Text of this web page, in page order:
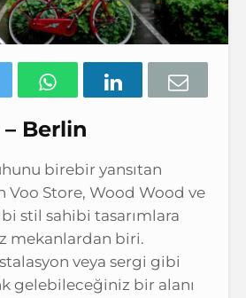
Berlin
birebir yansıtan
Voo Store, Wood Wood ve
stil sahibi tasarımlara
mekanlardan biri.
veya sergi gibi
gelebileceğiniz bir alanı